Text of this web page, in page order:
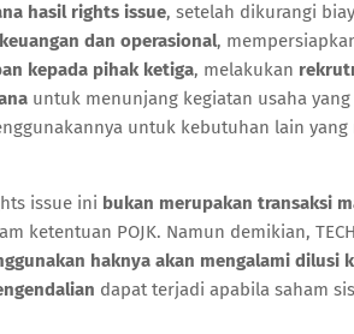
hasil rights issue, setelah dikurangi
dan operasional,
kepada pihak ketiga, melakukan
untuk menunjang kegiatan usaha
untuk kebutuhan lain
issue ini bukan merupakan transaksi
ketentuan POJK. Namun demikian,
haknya akan mengalami dilusi
dapat terjadi apabila saham